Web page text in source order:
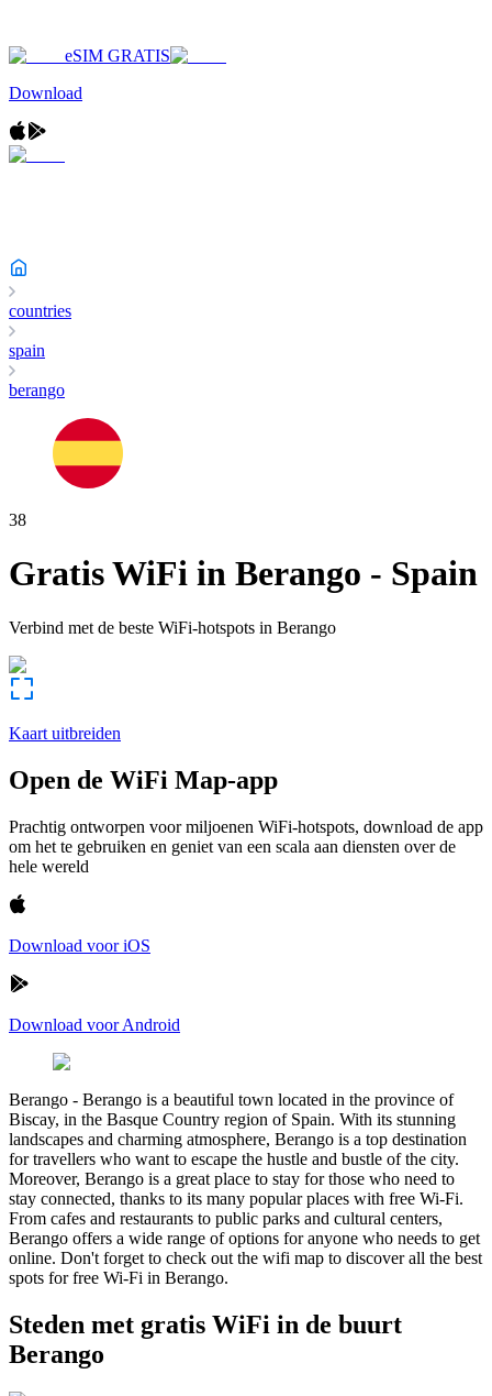
eSIM GRATIS
Download
countries
spain
berango
38
Gratis WiFi in Berango - Spain
Verbind met de beste WiFi-hotspots in Berango
Kaart uitbreiden
Open de WiFi Map-app
Prachtig ontworpen voor miljoenen WiFi-hotspots, download de app
om het te gebruiken en geniet van een scala aan diensten over de
hele wereld
Download voor iOS
Download voor Android
Berango - Berango is a beautiful town located in the province of
Biscay, in the Basque Country region of Spain. With its stunning
landscapes and charming atmosphere, Berango is a top destination
for travellers who want to escape the hustle and bustle of the city.
Moreover, Berango is a great place to stay for those who need to
stay connected, thanks to its many popular places with free Wi-Fi.
From cafes and restaurants to public parks and cultural centers,
Berango offers a wide range of options for anyone who needs to get
online. Don't forget to check out the wifi map to discover all the best
spots for free Wi-Fi in Berango.
Steden met gratis WiFi in de buurt
Berango